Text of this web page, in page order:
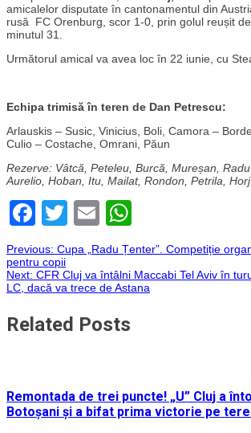
amicalelor disputate în cantonamentul din
rusă FC Orenburg, scor 1-0, prin golul reușit de
minutul 31.
Următorul amical va avea loc în 22 iunie, cu
Echipa trimisă în teren de Dan Petrescu:
Arlauskis – Susic, Vinicius, Boli, Camora –
Culio – Costache, Omrani, Păun
Rezerve: Vâtcă, Peteleu, Burcă, Mureșan,
Aurelio, Hoban, Itu, Mailat, Rondon, Petrila, Horj
Facebook
Twitter
Email
Navigare
în
articole
Previous: Cupa „Radu Țenter”. Competiție
pentru copii
Next: CFR Cluj va întâlni Maccabi Tel Aviv în
LC, dacă va trece de Astana
Related Posts
Remontada de trei puncte! „U” Cluj a
Botoșani și a bifat prima victorie pe